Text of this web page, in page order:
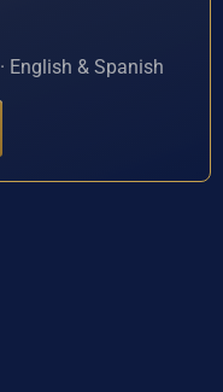
English & Spanish